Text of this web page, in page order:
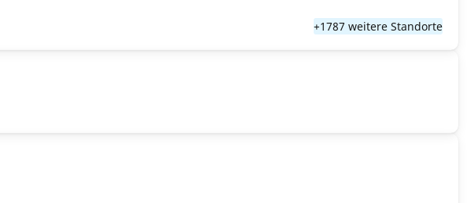
+1787 weitere Standorte